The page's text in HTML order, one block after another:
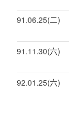
91.06.25(二)
91.11.30(六)
92.01.25(六)